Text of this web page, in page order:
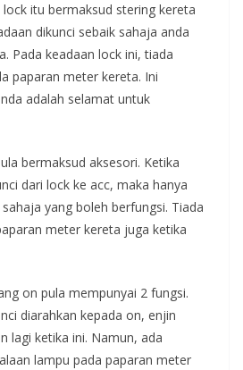
itu bermaksud stering kereta
dikunci sebaik sahaja anda
Pada keadaan lock ini, tiada
paparan meter kereta. Ini
adalah selamat untuk
bermaksud aksesori. Ketika
dari lock ke acc, maka hanya
yang boleh berfungsi. Tiada
meter kereta juga ketika
on pula mempunyai 2 fungsi.
diarahkan kepada on, enjin
lagi ketika ini. Namun, ada
lampu pada paparan meter